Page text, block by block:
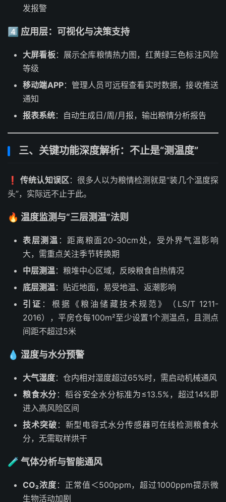
发报警
4️⃣ 应用层：可视化与决策支持
大屏看板：展示全库粮情热力图，红黄绿三色标注风险
等级
移动端APP：管理人员可远程查看实时数据，接收推送
通知
报表系统：自动生成日/周/月报，输出粮情分析报告
三、关键功能深度解析：不止是“测温度”
❗传统认知误区：很多人以为粮情检测就是“装几个温度探
头”，实际远不止于此。
🔥 温度监测与“三层测温”法则
表层测温 ：距离粮面20-30cm处，受外界气温影响
大，需重点关注季节转换期
中层测温：粮堆中心区域，反映粮食自热情况
底层测温：贴近地面，易受地温、返潮影响
引证 ：根据《粮油储藏技术规范》（LS/T 1211-
2016），平房仓每100m²至少设置1个测温点，且测点
间距不超过5米
💧 湿度与水分预警
大气湿度：仓内相对湿度超过65%时，需启动机械通风
粮食水分 ：稻谷安全水分标准为≤13.5%，超过14%即
进入高风险区间
技术突破 ：新型电容式水分传感器可在线检测粮食水
分，无需取样烘干
🧪 气体分析与智能通风
CO₂浓度 ：正常值＜500ppm，超过1000ppm提示微
生物活动加剧